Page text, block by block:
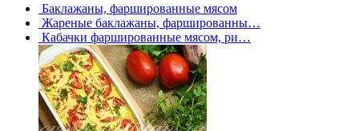
Баклажаны, фаршированные мясом
Жареные баклажаны, фаршированны…
Кабачки фаршированные мясом, ри…